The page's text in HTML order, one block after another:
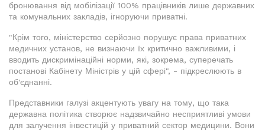
бронювання від мобілізації 100% працівників лише державних
та комунальних закладів, ігноруючи приватні.
"Крім того, міністерство серйозно порушує права приватних
медичних установ, не визнаючи їх критично важливими, і
вводить дискримінаційні норми, які, зокрема, суперечать
постанові Кабінету Міністрів у цій сфері", - підкреслюють в
об'єднанні.
Представники галузі акцентують увагу на тому, що така
державна політика створює надзвичайно несприятливі умови
для залучення інвестицій у приватний сектор медицини. Вони